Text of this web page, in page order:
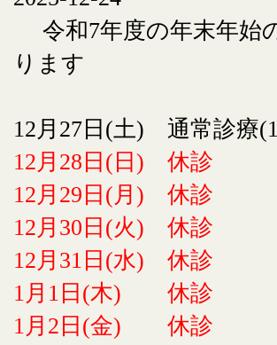
令和7年度の年末年始
ります
12月27日(土) 通常診療
12月28日(日) 休診
12月29日(月) 休診
12月30日(火) 休診
12月31日(水) 休診
1月1日(木) 休診
1月2日(金) 休診